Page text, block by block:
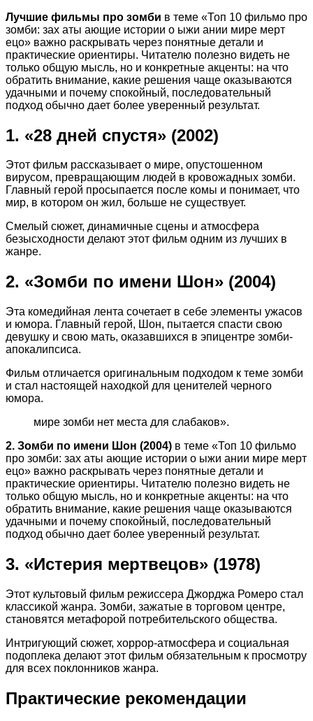
Лучшие фильмы про зомби в теме «Топ 10 фильмо про
зомби: зах аты ающие истории о ыжи ании мире мерт
ецо» важно раскрывать через понятные детали и
практические ориентиры. Читателю полезно видеть не
только общую мысль, но и конкретные акценты: на что
обратить внимание, какие решения чаще оказываются
удачными и почему спокойный, последовательный
подход обычно дает более уверенный результат.
1. «28 дней спустя» (2002)
Этот фильм рассказывает о мире, опустошенном
вирусом, превращающим людей в кровожадных зомби.
Главный герой просыпается после комы и понимает, что
мир, в котором он жил, больше не существует.
Смелый сюжет, динамичные сцены и атмосфера
безысходности делают этот фильм одним из лучших в
жанре.
2. «Зомби по имени Шон» (2004)
Эта комедийная лента сочетает в себе элементы ужасов
и юмора. Главный герой, Шон, пытается спасти свою
девушку и свою мать, оказавшихся в эпицентре зомби-
апокалипсиса.
Фильм отличается оригинальным подходом к теме зомби
и стал настоящей находкой для ценителей черного
юмора.
мире зомби нет места для слабаков».
2. Зомби по имени Шон (2004) в теме «Топ 10 фильмо
про зомби: зах аты ающие истории о ыжи ании мире мерт
ецо» важно раскрывать через понятные детали и
практические ориентиры. Читателю полезно видеть не
только общую мысль, но и конкретные акценты: на что
обратить внимание, какие решения чаще оказываются
удачными и почему спокойный, последовательный
подход обычно дает более уверенный результат.
3. «Истерия мертвецов» (1978)
Этот культовый фильм режиссера Джорджа Ромеро стал
классикой жанра. Зомби, зажатые в торговом центре,
становятся метафорой потребительского общества.
Интригующий сюжет, хоррор-атмосфера и социальная
подоплека делают этот фильм обязательным к просмотру
для всех поклонников жанра.
Практические рекомендации